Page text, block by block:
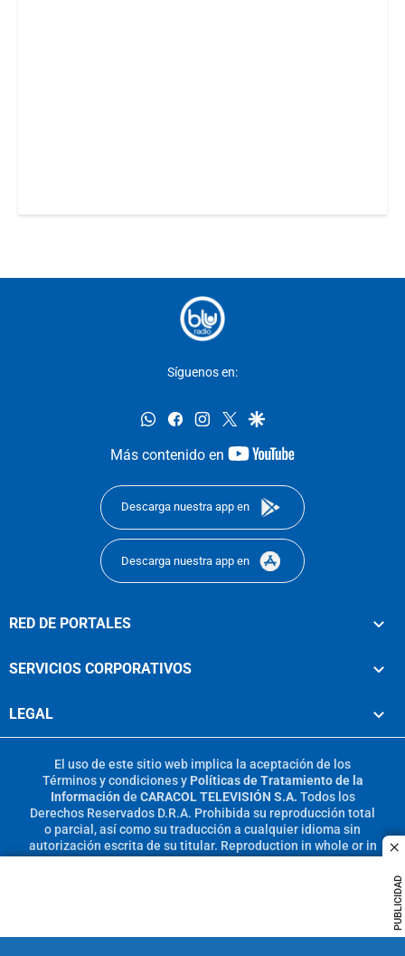
PUBLICIDAD
Síguenos en:
whatsappfacebookinstagram
twittergoogle
Más contenido en
youtube-
Descarga nuestra app en
Descarga nuestra app en
RED DE PORTALES
SERVICIOS CORPORATIVOS
LEGAL
El uso de este sitio web implica la aceptación de los
Términos y condicionesy Políticas de Tratamiento de la
Información de CARACOL TELEVISIÓN S.A. Todos los
Derechos Reservados D.R.A. Prohibida su reproducción total
o parcial, así como su traducción a cualquier idioma sin
autorización escrita de su titular. Reproduction in whole or in